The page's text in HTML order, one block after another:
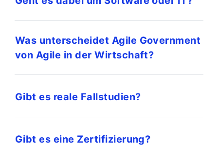
Was unterscheidet Agile Government
von Agile in der Wirtschaft?
Gibt es reale Fallstudien?
Gibt es eine Zertifizierung?